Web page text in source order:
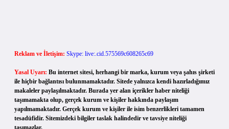
Reklam ve İletişim: Skype: live:.cid.575569c608265c69
Yasal Uyarı: Bu internet sitesi, herhangi bir marka, kurum veya şahıs şirketi
ile hiçbir bağlantısı bulunmamaktadır. Sitede yalnızca kendi hazırladığımız
makaleler paylaşılmaktadır. Burada yer alan içerikler haber niteliği
taşımamakta olup, gerçek kurum ve kişiler hakkında paylaşım
yapılmamaktadır. Gerçek kurum ve kişiler ile isim benzerlikleri tamamen
tesadüfidir. Sitemizdeki bilgiler taslak halindedir ve tavsiye niteliği
taşımazlar.